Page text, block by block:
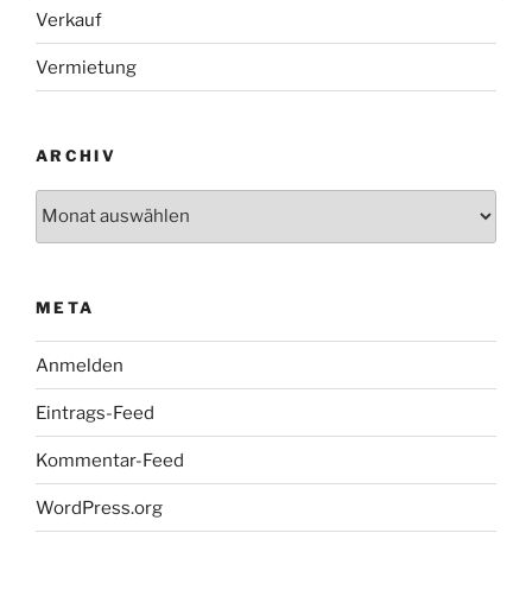
Verkauf
Vermietung
ARCHIV
META
Anmelden
Eintrags-Feed
Kommentar-Feed
WordPress.org